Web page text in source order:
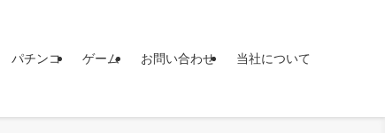
パチンコ ゲーム お問い合わせ 当社について